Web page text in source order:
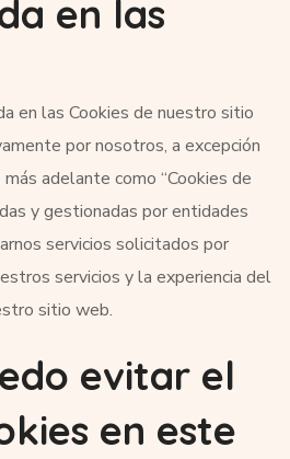
en las
en las Cookies de nuestro sitio
por nosotros, a excepción
adelante como “Cookies de
y gestionadas por entidades
servicios solicitados por
servicios y la experiencia del
sitio web.
evitar el
en este